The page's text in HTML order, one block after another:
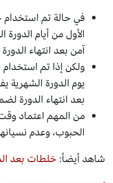
في حالة تم
الأول من أيام
آمن بعد انتهاء
ولكن إذا تم
يوم الدورة الشهرية
بعد انتهاء الدورة
من المهم اعتماد
الحبوب، وعدم
شاهد أيضاً: خلطات بعد